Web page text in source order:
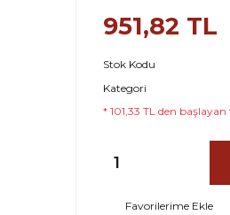
951,82 TL
Stok Kodu
Kategori
* 101,33 TL den